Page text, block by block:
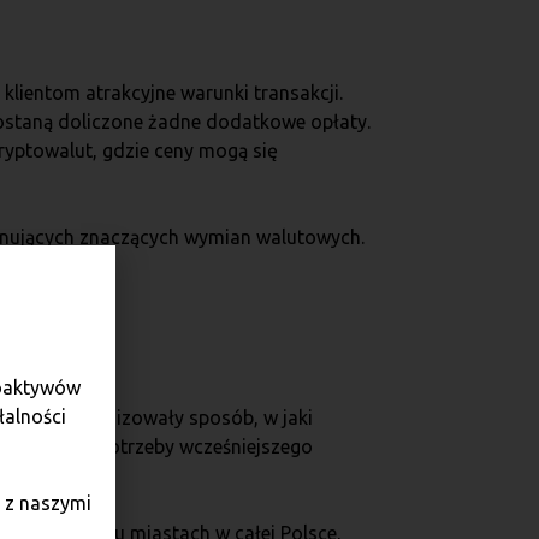
atrakcyjne warunki transakcji.
doliczone żadne dodatkowe opłaty.
gdzie ceny mogą się
znaczących wymian walutowych.
sieci.
zrewolucjonizowały sposób, w jaki
bez potrzeby wcześniejszego
w wielu miastach w całej Polsce,
naszymi